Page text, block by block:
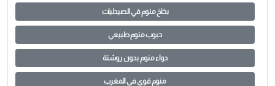
بخاخ منوم في الصيدليات
حبوب منوم طبيعي
دواء منوم بدون روشتة
منوم قوي في المغرب